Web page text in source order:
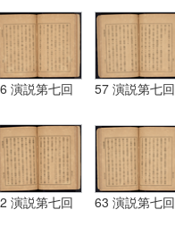
演説第七回 57 演説第七回
演説第七回 63 演説第七回